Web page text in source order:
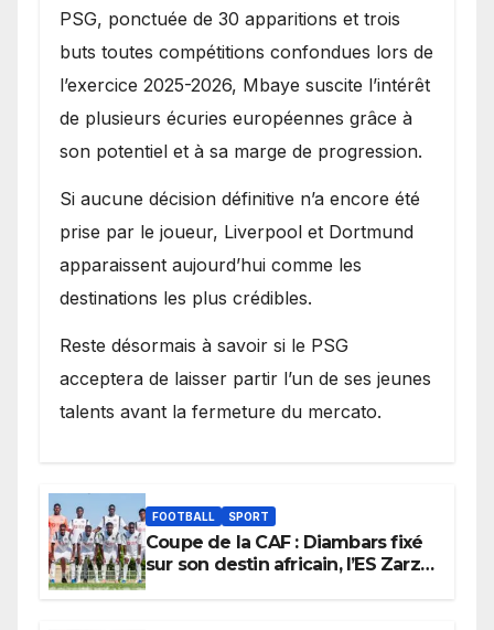
PSG, ponctuée de 30 apparitions et trois
buts toutes compétitions confondues lors de
l’exercice 2025-2026, Mbaye suscite l’intérêt
de plusieurs écuries européennes grâce à
son potentiel et à sa marge de progression.
Si aucune décision définitive n’a encore été
prise par le joueur, Liverpool et Dortmund
apparaissent aujourd’hui comme les
destinations les plus crédibles.
Reste désormais à savoir si le PSG
acceptera de laisser partir l’un de ses jeunes
talents avant la fermeture du mercato.
FOOTBALL SPORT
Coupe de la CAF : Diambars fixé
sur son destin africain, l’ES Zarzis